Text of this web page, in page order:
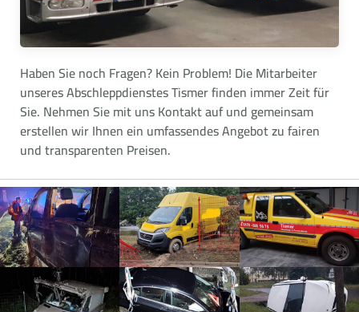
Haben Sie noch Fragen? Kein Problem! Die Mitarbeiter
unseres Abschleppdienstes Tismer finden immer Zeit für
Sie. Nehmen Sie mit uns Kontakt auf und gemeinsam
erstellen wir Ihnen ein umfassendes Angebot zu fairen
und transparenten Preisen.